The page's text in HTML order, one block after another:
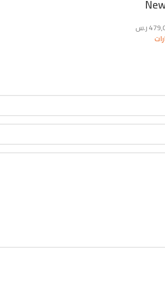
ر.س